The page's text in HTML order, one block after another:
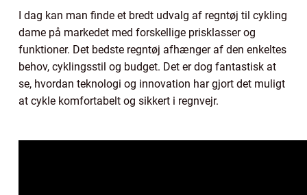
I dag kan man finde et bredt udvalg af regntøj til cykling
dame på markedet med forskellige prisklasser og
funktioner. Det bedste regntøj afhænger af den enkeltes
behov, cyklingsstil og budget. Det er dog fantastisk at
se, hvordan teknologi og innovation har gjort det muligt
at cykle komfortabelt og sikkert i regnvejr.